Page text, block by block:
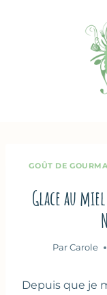
GOÛT DE
Glace au
Par Carole
Depuis que je